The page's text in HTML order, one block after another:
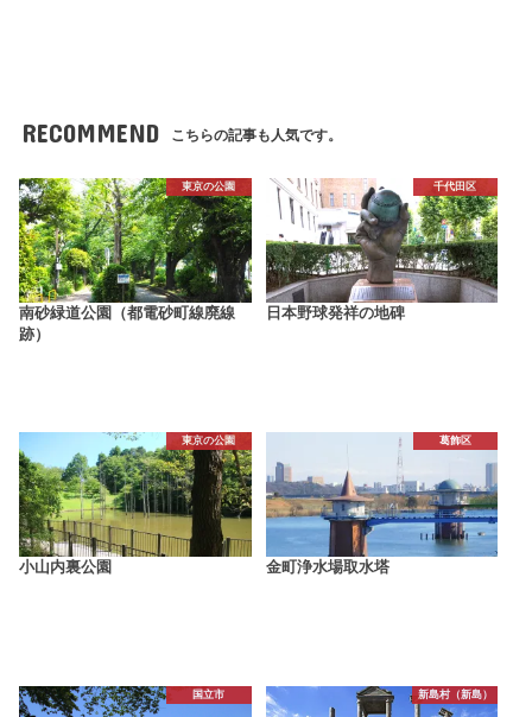
RECOMMEND こちらの記事も人気です。
東京の公園
南砂緑道公園（都電砂町線廃線
跡）
千代田区
日本野球発祥の地碑
東京の公園
小山内裏公園
葛飾区
金町浄水場取水塔
国立市 新島村（新島）